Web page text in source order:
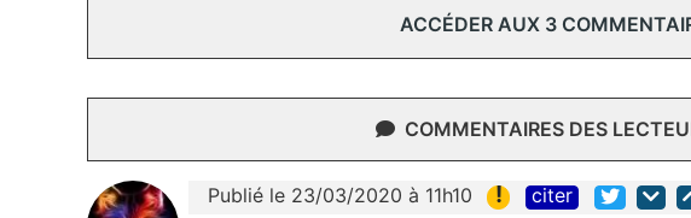
ACCÉDER AUX 3
COMMENTAIRES DES
Publié le 23/03/2020 à 11h10 ! citer